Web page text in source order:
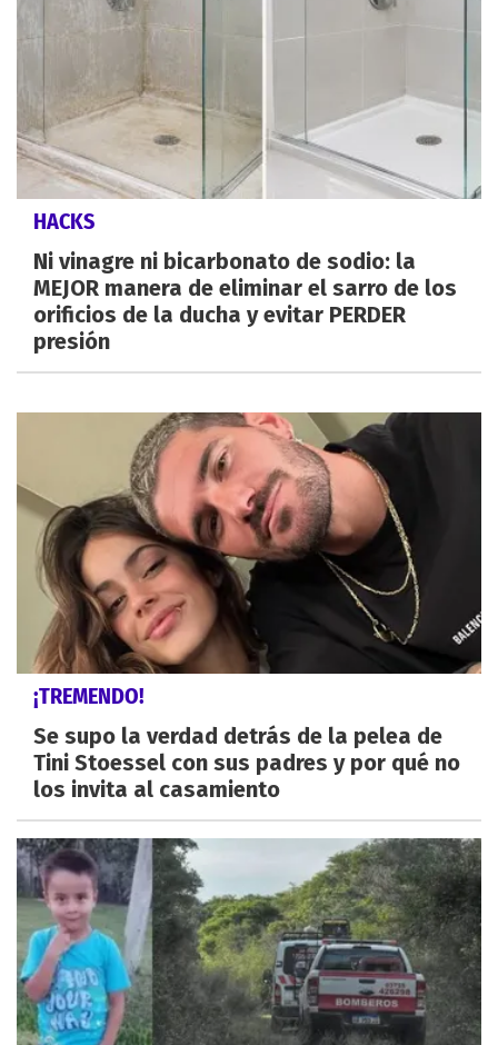
HACKS
Ni vinagre ni bicarbonato de sodio: la
MEJOR manera de eliminar el sarro de los
orificios de la ducha y evitar PERDER
presión
¡TREMENDO!
Se supo la verdad detrás de la pelea de
Tini Stoessel con sus padres y por qué no
los invita al casamiento